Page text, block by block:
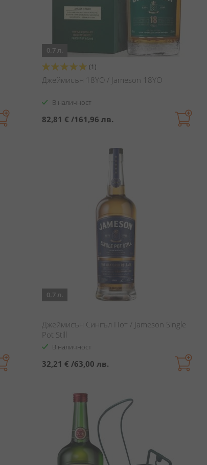
0.7 л.
Оценка:
100%
(1)
Джеймисън 18YO / Jameson 18YO
В наличност
82,81 € /161,96 лв.
0.7 л.
Джеймисън Сингъл Пот / Jameson Single
Pot Still
В наличност
32,21 € /63,00 лв.